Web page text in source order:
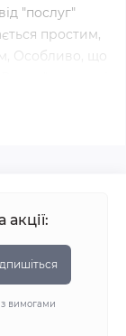
"послуг"
простим,
Особливо, що
від 80 до120
в рух
Це,
з вимогами